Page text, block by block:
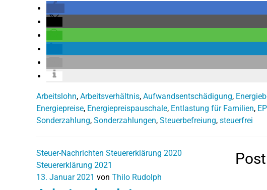
Arbeitslohn, Arbeitsverhältnis, Aufwandsentschädigung,
Energiepreise, Energiepreispauschale, Entlastung für Familien,
Sonderzahlung, Sonderzahlungen, Steuerbefreiung, steuerfrei
Steuer-Nachrichten Steuererklärung 2020
Steuererklärung 2021
13. Januar 2021 von Thilo Rudolph